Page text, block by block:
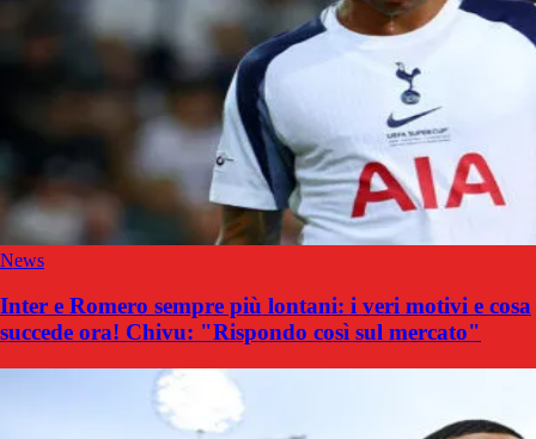
News
Inter e Romero sempre più lontani: i veri motivi e cosa
succede ora! Chivu: "Rispondo così sul mercato"